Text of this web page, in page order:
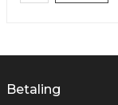
Betaling